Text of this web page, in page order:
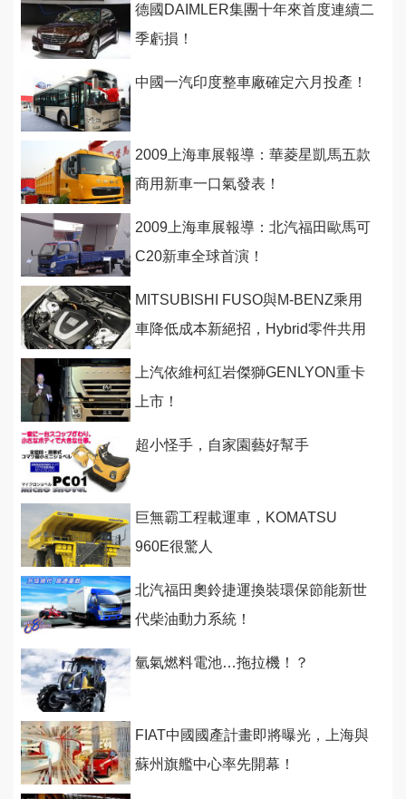
德國DAIMLER集團十年來首度連續二
季虧損！
中國一汽印度整車廠確定六月投產！
2009上海車展報導：華菱星凱馬五款
商用新車一口氣發表！
2009上海車展報導：北汽福田歐馬可
C20新車全球首演！
MITSUBISHI FUSO與M-BENZ乘用
車降低成本新絕招，Hybrid零件共用
上汽依維柯紅岩傑獅GENLYON重卡
上市！
超小怪手，自家園藝好幫手
巨無霸工程載運車，KOMATSU
960E很驚人
北汽福田奧鈴捷運換裝環保節能新世
代柴油動力系統！
氫氣燃料電池…拖拉機！？
FIAT中國國產計畫即將曝光，上海與
蘇州旗艦中心率先開幕！